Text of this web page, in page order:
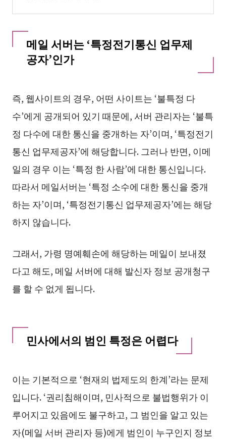
메일 서버는 ‘특정전기통신 업무제
공자’인가
즉, 웹사이트의 경우, 어떤 사이트는 ‘불특정 다
수’에게 공개되어 있기 때문에, 서버 관리자는 ‘불특
정 다수에 대한 통신을 중개하는 자’이며, ‘특정전기
통신 업무제공자’에 해당합니다. 그러나 반면, 이메
일의 경우 이는 ‘특정 한 사람’에 대한 통신입니다.
따라서 메일서버는 ‘특정 소수에 대한 통신을 중개
하는 자’이며, ‘특정전기통신 업무제공자’에는 해당
하지 않습니다.
그래서, 가령 명예훼손에 해당하는 메일이 보내졌
다고 해도, 메일 서버에 대해 발신자 정보 공개청구
를 할 수 없게 됩니다.
민사에서의 범인 특정은 어렵다
이는 기본적으로 ‘현재의 법제도의 한계’라는 문제
입니다. ‘권리침해이며, 민사적으로 불법행위가 이
루어지고 있음에도 불구하고, 그 범인을 알고 있는
자(메일 서버 관리자 등)에게 범인이 누구인지 정보